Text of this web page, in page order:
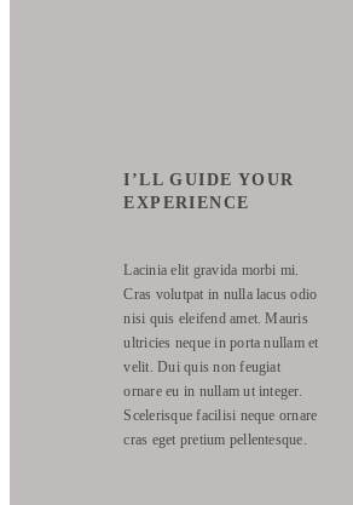
I’LL GUIDE YOUR
EXPERIENCE
Lacinia elit gravida morbi mi.
Cras volutpat in nulla lacus odio
nisi quis eleifend amet. Mauris
ultricies neque in porta nullam et
velit. Dui quis non feugiat
ornare eu in nullam ut integer.
Scelerisque facilisi neque ornare
cras eget pretium pellentesque.